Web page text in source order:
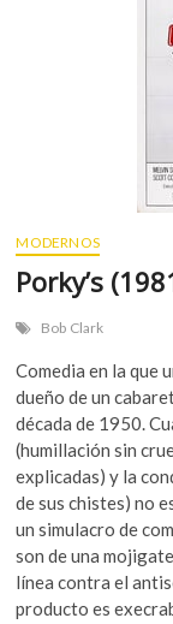
MODERNOS
Porky’s
Bob Clark
Comedia en la que
dueño de un
década de 1950.
(humillación sin
explicadas) y la
de sus chistes) no
un simulacro de
son de una
línea contra el
producto es